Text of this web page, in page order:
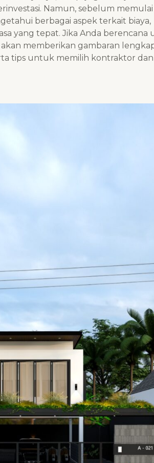
Namun, sebelum memulai
berbagai aspek terkait biaya,
yang tepat. Jika Anda berencana
memberikan gambaran
tips untuk memilih kontraktor dan